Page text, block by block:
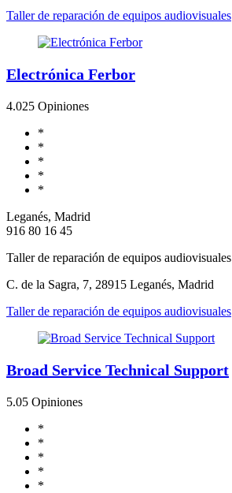
Taller de reparación de equipos audiovisuales
Electrónica Ferbor
4.025 Opiniones
*
*
*
*
*
Leganés, Madrid
916 80 16 45
Taller de reparación de equipos audiovisuales
C. de la Sagra, 7, 28915 Leganés, Madrid
Taller de reparación de equipos audiovisuales
Broad Service Technical Support
5.05 Opiniones
*
*
*
*
*